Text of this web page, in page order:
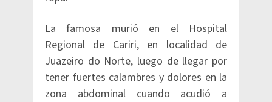
La famosa murió en el Hospital
Regional de Cariri, en localidad de
Juazeiro do Norte, luego de llegar por
tener fuertes calambres y dolores en la
zona abdominal cuando acudió a